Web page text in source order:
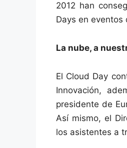
2012 han
Days en eventos
La nube, a
El Cloud Day
Innovación,
presidente de
Así mismo, el
los asistentes a